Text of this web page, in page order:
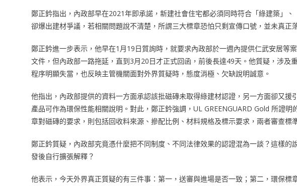
鄭正鈐指出，內政部早在2021年即承諾，新建社會住宅都必須同時符合「綠建築」
卻爆出建材爭議，若相關問題說不清楚，所謂三大標章恐怕只剩宣傳口號，並未真正
鄭正鈐進一步表示，他早在1月19日質詢時，就要求內政部於一週內提供仁武安居等
文件，但內政部一路拖延，直到3月20日才正式回函，前後長達49天。他質疑，涉及
程序明顯失當，也反映主管機關面對外界質疑時，態度消極、欠缺說明誠意。
他指出，內政部提供的資料一方面承認該批磁磚未取得綠建材認證，另一方面卻又援
產品可作為環保性能相關說明。對此，鄭正鈐強調，UL GREENGUARD Gold 所證
章對磁磚的要求，則包括回收料來源、摻配比例、材料規格及標示要求，兩者審查標
鄭正鈐質疑，內政部究竟憑什麼把不同制度、不同法律效果的認證混為一談？這樣
發後自行擴張解釋？
他表示，今天外界真正質疑的有三件事：第一，送審與進場是否一致；第二，環保